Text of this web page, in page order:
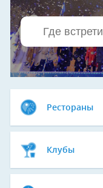
Рестораны
Клубы